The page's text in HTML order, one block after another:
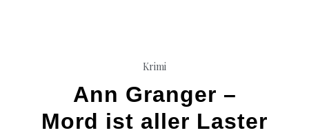
Krimi
Ann Granger –
Mord ist aller Laster